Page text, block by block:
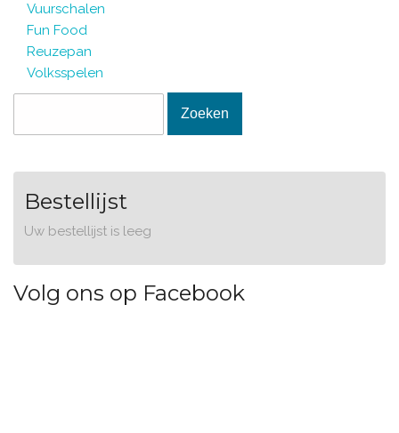
Vuurschalen
Fun Food
Reuzepan
Volksspelen
Zoekveld
Bestellijst
Uw bestellijst is leeg
Volg ons op Facebook